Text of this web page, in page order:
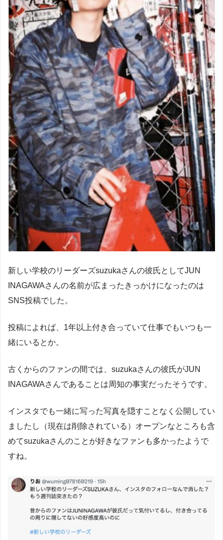
新しい学校のリーダーズsuzukaさんの彼氏としてJUN
INAGAWAさんの名前が広まったきっかけになったのは
SNS投稿でした。
投稿によれば、1年以上付き合っていて仕事でもいつも一
緒にいるとか。
古くからのファンの間では、suzukaさんの彼氏がJUN
INAGAWAさんであることは周知の事実だったそうです。
インスタでも一緒に写った写真を隠すことなく公開してい
ましたし（現在は削除されている）オープンなところも含
めてsuzukaさんのことが好きなファンも多かったようで
すね。